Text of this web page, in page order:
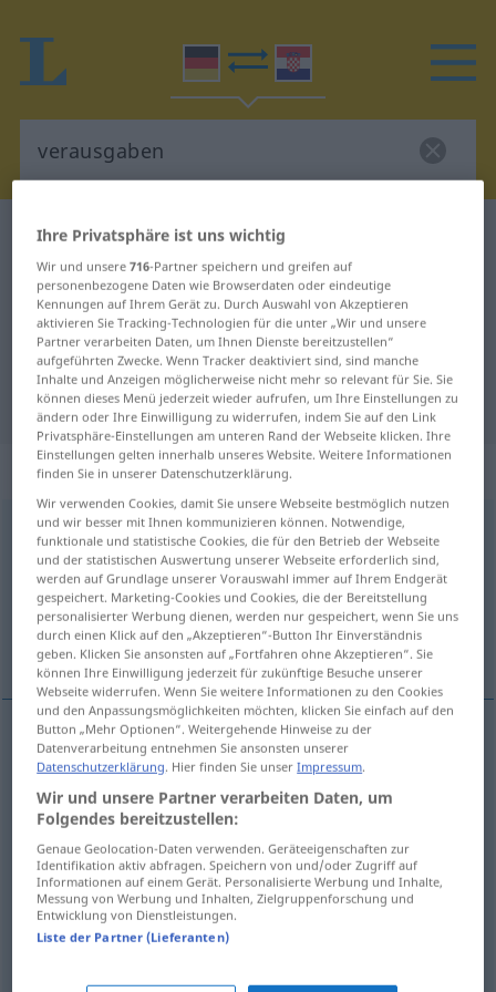
Deutsch-Kroatisch Wörterbuch
Deutsch-Kroatisch Übersetzung für
"verausgaben"
"verausgaben" Kroatisch
Übersetzung
„verausgaben“
verausgaben
Übersicht aller Übersetzungen
(Für mehr Details die Übersetzung anklicken/antippen)
naprezati se do krajnosti previše trošiti
Beispiele
sich verausgaben Kräfte
naprezatise dokrajnosti
sich verausgabenfinanziell
previše trošiti
Ihre Privatsphäre ist uns wichtig
Wir und unsere716-Partner speichern und greifen auf
personenbezogene Daten wie Browserdaten oder eindeutige
Kennungen auf Ihrem Gerät zu. Durch Auswahl von Akzeptieren
aktivieren Sie Tracking-Technologien für die unter „Wir und unsere
Partner verarbeiten Daten, um Ihnen Dienste bereitzustellen“
aufgeführten Zwecke. Wenn Tracker deaktiviert sind, sind manche
Inhalte und Anzeigen möglicherweise nicht mehr so relevant für Sie. Sie
können dieses Menü jederzeit wieder aufrufen, um Ihre Einstellungen zu
ändern oder Ihre Einwilligung zu widerrufen, indem Sie auf den Link
Privatsphäre-Einstellungen am unteren Rand der Webseite klicken. Ihre
Einstellungen gelten innerhalb unseres Website. Weitere Informationen
finden Sie in unserer Datenschutzerklärung.
Wir verwenden Cookies, damit Sie unsere Webseite bestmöglich nutzen
und wir besser mit Ihnen kommunizieren können. Notwendige,
funktionale und statistische Cookies, die für den Betrieb der Webseite
und der statistischen Auswertung unserer Webseite erforderlich sind,
werden auf Grundlage unserer Vorauswahl immer auf Ihrem Endgerät
gespeichert. Marketing-Cookies und Cookies, die der Bereitstellung
personalisierter Werbung dienen, werden nur gespeichert, wenn Sie uns
durch einen Klick auf den „Akzeptieren“-Button Ihr Einverständnis
geben. Klicken Sie ansonsten auf „Fortfahren ohne Akzeptieren“. Sie
können Ihre Einwilligung jederzeit für zukünftige Besuche unserer
Webseite widerrufen. Wenn Sie weitere Informationen zu den Cookies
und den Anpassungsmöglichkeiten möchten, klicken Sie einfach auf den
Button „Mehr Optionen“. Weitergehende Hinweise zu der
Datenverarbeitung entnehmen Sie ansonsten unserer
Datenschutzerklärung. Hier finden Sie unserImpressum.
Wir und unsere Partner verarbeiten Daten, um
Folgendes bereitzustellen:
Genaue Geolocation-Daten verwenden. Geräteeigenschaften zur
Identifikation aktiv abfragen. Speichern von und/oder Zugriff auf
Informationen auf einem Gerät. Personalisierte Werbung und Inhalte,
Messung von Werbung und Inhalten, Zielgruppenforschung und
Entwicklung von Dienstleistungen.
Liste der Partner (Lieferanten)